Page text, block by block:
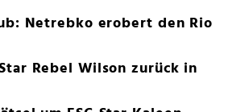
Netrebko erobert den Rio
Rebel Wilson zurück in